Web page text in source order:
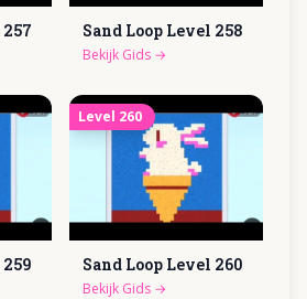
257 Sand Loop Level 258
Bekijk Gids →
259
Level 260
Sand Loop Level 260
Bekijk Gids →